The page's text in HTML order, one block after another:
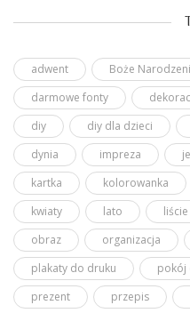
adwent Boże
darmowe fonty
diy
diy dla dzieci
dynia
impreza
kartka
kolorowanka
kwiaty
lato liście
obraz
organizacja
plakaty do druku
pokój
prezent
przepis